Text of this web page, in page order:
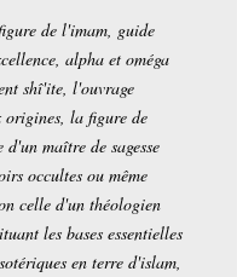
de l'imam, guide
alpha et oméga
shî'ite, l'ouvrage
origines, la figure de
maître de sagesse
occultes ou même
celle d'un théologien
les bases essentielles
en terre d'islam,